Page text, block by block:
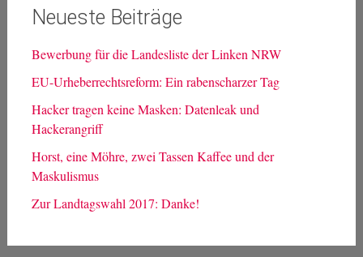
Neueste Beiträge
Bewerbung für die Landesliste der Linken NRW
EU-Urheberrechtsreform: Ein rabenscharzer Tag
Hacker tragen keine Masken: Datenleak und
Hackerangriff
Horst, eine Möhre, zwei Tassen Kaffee und der
Maskulismus
Zur Landtagswahl 2017: Danke!